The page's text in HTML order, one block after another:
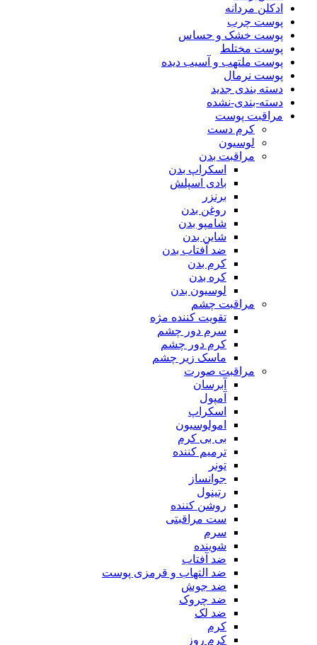
ادکلن مردانه
پوست چرب
پوست خشک و حساس
پوست مختلط
پوست ملتهب و آسیب دیده
پوست نرمال
دسته بندی جدید
دسته-بندی-نشده
مراقبت پوست
کرم دست
لوسیون
مراقبت بدن
اسکراپ بدن
بادی اسپلش
برنزر
روغن بدن
شامپو بدن
شاین بدن
ضد آفتاب بدن
کرم بدن
کره بدن
لوسیون بدن
مراقبت چشم
تقویت کننده مژه
سرم دور چشم
کرم دور چشم
ماسک زیر چشم
مراقبت صورت
آبرسان
آمپول
اسکراپ
امولوسیون
بی بی کرم
ترمیم کننده
تونر
جوانساز
رتینول
روشن کننده
ست مراقبتی
سرم
شوینده
ضد آفتاب
ضد التهاب و قرمزی پوست
‌ضد جوش
ضد چروک
ضد لک
کرم
کرم روز